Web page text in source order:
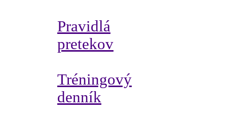
Pravidlá
pretekov
Tréningový
denník